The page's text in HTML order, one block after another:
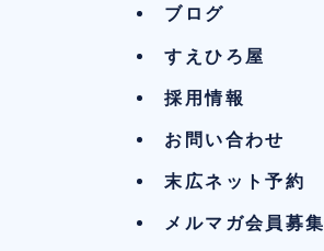
ブログ
すえひろ屋
採用情報
お問い合わせ
末広ネット予約
メルマガ会員募集